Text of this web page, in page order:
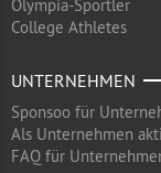
Olympia-Sportler
College Athletes
UNTERNEHMEN
Sponsoo für
Als Unternehmen
FAQ für